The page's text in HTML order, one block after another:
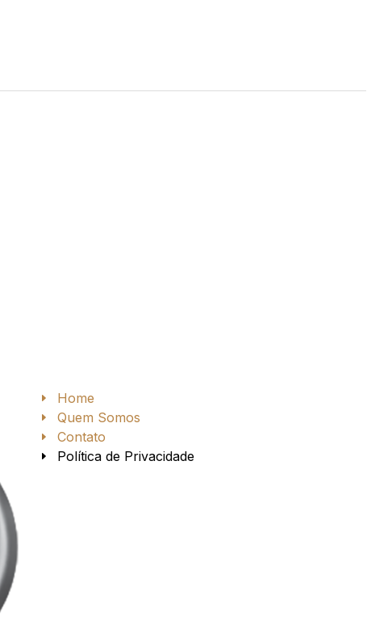
Home
Quem Somos
Contato
Política de Privacidade